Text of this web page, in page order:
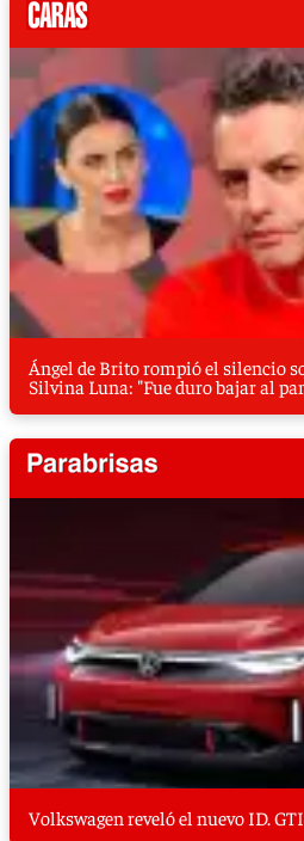
Ángel de Brito rompió el silencio
Silvina Luna: "Fue duro bajar al
Volkswagen reveló el nuevo ID. GTI